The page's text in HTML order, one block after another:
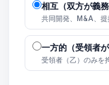
相互（双方が義務
共同開発、M&A、提
一方的（受領者が
受領者（乙）のみを